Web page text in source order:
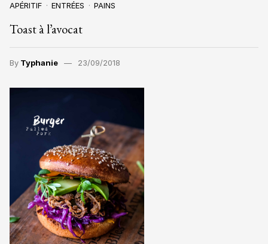
APÉRITIF ENTRÉES PAINS
Toast à l’avocat
By Typhanie 23/09/2018